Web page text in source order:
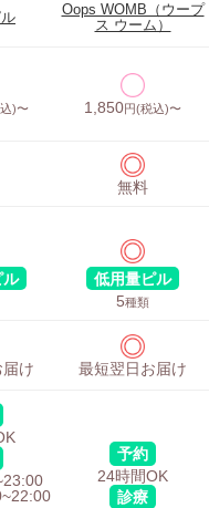
Oops WOMB（ウープ
ス ウーム）
)〜 1,850円(税込)〜
無料
ル
低用量ピル
5種類
け 最短翌日お届け
予約
24時間OK
診療